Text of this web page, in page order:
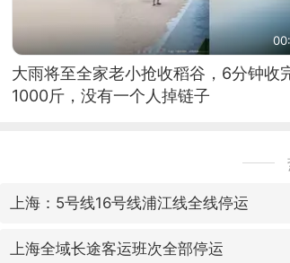
大雨将至全家老小抢收稻谷，6分钟收
1000斤，没有一个人掉链子
上海：5号线16号线浦江线全线停运
上海全域长途客运班次全部停运